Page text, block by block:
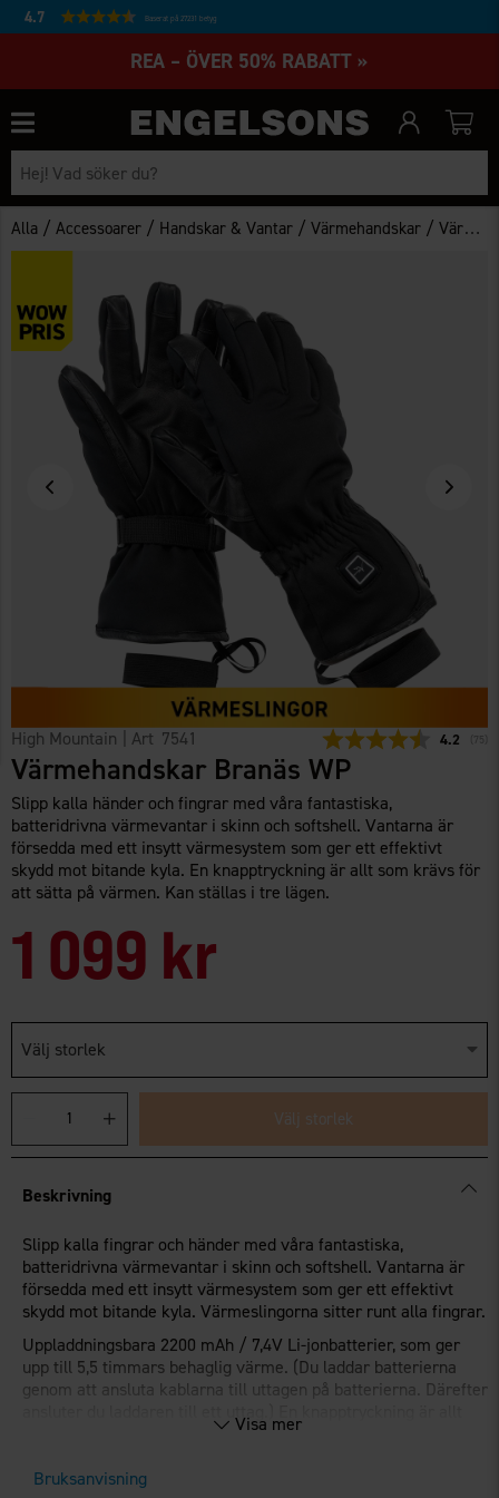
4.7 Baserat på 27231 betyg
REA – ÖVER 50% RABATT »
Alla /Accessoarer / Handskar & Vantar /Värmehandskar /Värmehandskar Branäs WP
High Mountain | Art 7541 4.2 75
Värmehandskar Branäs WP
Slipp kalla händer och fingrar med våra fantastiska,
batteridrivna värmevantar i skinn och softshell. Vantarna är
försedda med ett insytt värmesystem som ger ett effektivt
skydd mot bitande kyla. En knapptryckning är allt som krävs för
att sätta på värmen. Kan ställas i tre lägen.
1 099 kr
Välj storlek
Välj storlek
Beskrivning
Slipp kalla fingrar och händer med våra fantastiska,
batteridrivna värmevantar i skinn och softshell. Vantarna är
försedda med ett insytt värmesystem som ger ett effektivt
skydd mot bitande kyla. Värmeslingorna sitter runt alla fingrar.
Uppladdningsbara 2200 mAh / 7,4V Li-jonbatterier, som ger
upp till 5,5 timmars behaglig värme. (Du laddar batterierna
genom att ansluta kablarna till uttagen på batterierna. Därefter
som krävs för att sätta på värmen.
Kan ställas i tre effektlägen (låg, mellan och hög), för jämn och
behaglig värmedistribution. Isolerade med
Visa mer
Bruksanvisning